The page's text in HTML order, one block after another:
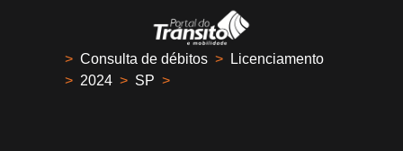
> Consulta de débitos >
Licenciamento
> 2024 > SP >